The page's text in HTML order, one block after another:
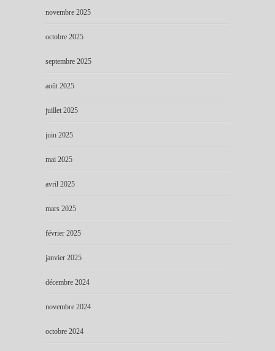
novembre 2025
octobre 2025
septembre 2025
août 2025
juillet 2025
juin 2025
mai 2025
avril 2025
mars 2025
février 2025
janvier 2025
décembre 2024
novembre 2024
octobre 2024